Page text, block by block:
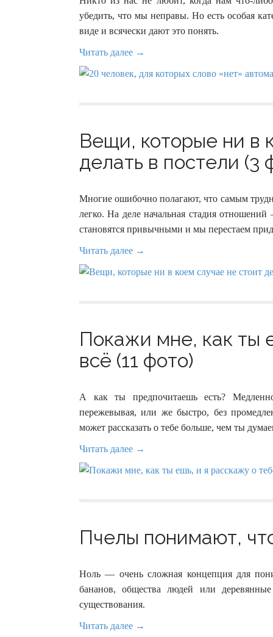
убедить, что мы неправы. Но есть особая
виде и всячески дают это понять.
Читать далее →
Вещи, которые ни в
делать в постели (3
Многие ошибочно полагают, что самым
легко. На деле начальная стадия
становятся привычными и мы перестаем
Читать далее →
Покажи мне, как ты
всё (11 фото)
А как ты предпочитаешь есть?
пережевывая, или же быстро, без
может рассказать о тебе больше, чем ты
Читать далее →
Пчелы понимают,
Ноль — очень сложная концепция для
бананов, общества людей или
существования.
Читать далее →